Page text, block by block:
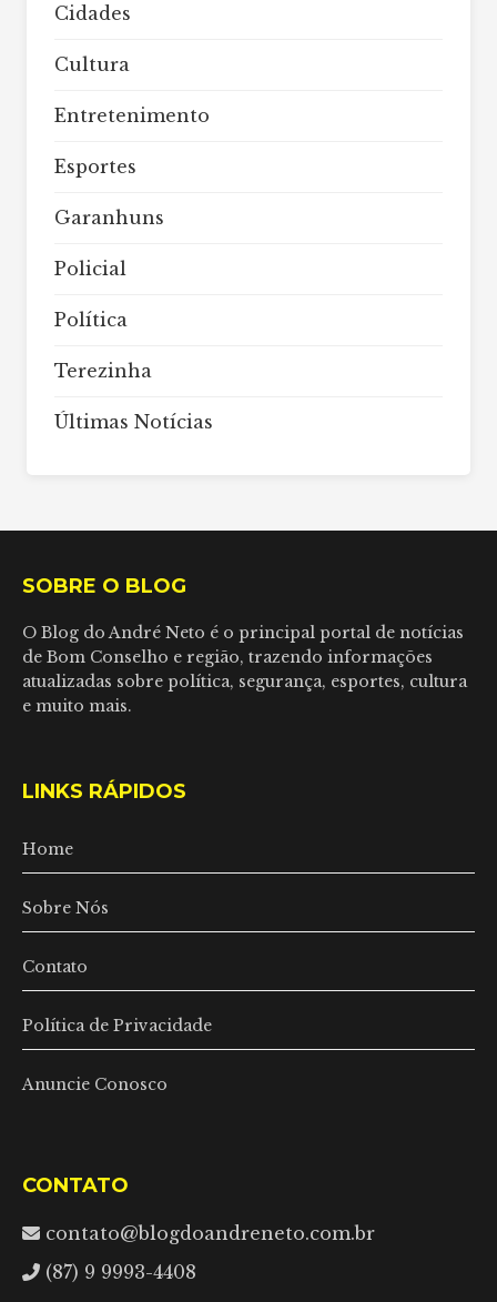
Cidades
Cultura
Entretenimento
Esportes
Garanhuns
Policial
Política
Terezinha
Últimas Notícias
SOBRE O BLOG
O Blog do André Neto é o principal portal de notícias
de Bom Conselho e região, trazendo informações
atualizadas sobre política, segurança, esportes, cultura
e muito mais.
LINKS RÁPIDOS
Home
Sobre Nós
Contato
Política de Privacidade
Anuncie Conosco
CONTATO
contato@blogdoandreneto.com.br
(87) 9 9993-4408